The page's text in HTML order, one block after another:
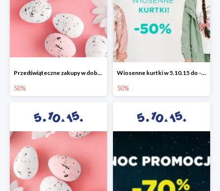
Przedświąteczne zakupy w dobrym stylu -50%
50%
Wiosenne kurtki w 5.10.15 do -50%
50%